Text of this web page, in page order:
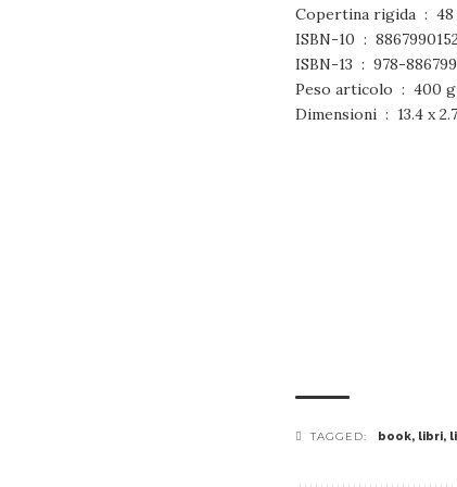
Copertina
ISBN-10 ‏ :
ISBN-13 ‏ : ‎ 978-
Peso articolo ‏ : ‎ 400 g
Dimensioni ‏ :
TAGGED: book, libri,